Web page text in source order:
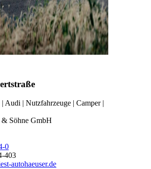
Audi | Nutzfahrzeuge | Camper |
Söhne GmbH
0
403
autohaeuser.de